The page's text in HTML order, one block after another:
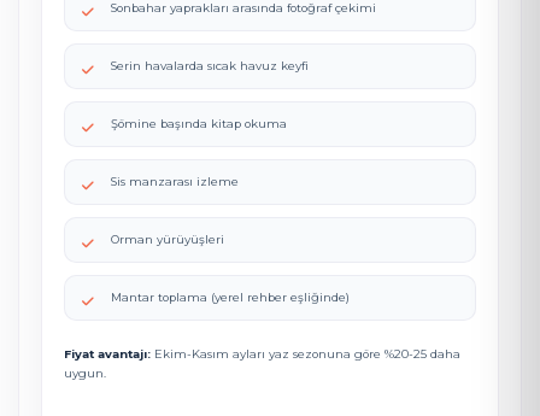
Sonbahar yaprakları arasında fotoğraf çekimi
Serin havalarda sıcak havuz keyfi
Şömine başında kitap okuma
Sis manzarası izleme
Orman yürüyüşleri
Mantar toplama (yerel rehber eşliğinde)
Fiyat avantajı: Ekim-Kasım ayları yaz sezonuna göre %20-25 daha
uygun.